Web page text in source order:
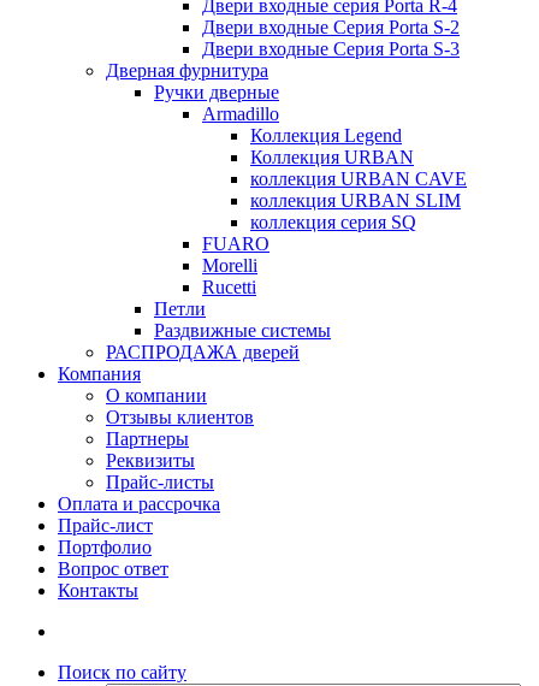
Двери входные серия Porta R-4
Двери входные Серия Porta S-2
Двери входные Серия Porta S-3
Дверная фурнитура
Ручки дверные
Armadillo
Коллекция Legend
Коллекция URBAN
коллекция URBAN CAVE
коллекция URBAN SLIM
коллекция серия SQ
FUARO
Morelli
Rucetti
Петли
Раздвижные системы
РАСПРОДАЖА дверей
Компания
О компании
Отзывы клиентов
Партнеры
Реквизиты
Прайс-листы
Оплата и рассрочка
Прайс-лист
Портфолио
Вопрос ответ
Контакты
Поиск по сайту